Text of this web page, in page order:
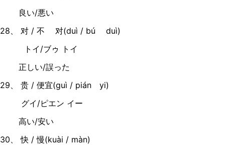
良い/悪い
28、 对 / 不 对(duì / bú duì)
トイ/ブゥ トイ
正しい/誤った
29、 贵 / 便宜(guì / pián yi)
グイ/ピエン イー
高い/安い
30、 快 / 慢(kuài / màn)